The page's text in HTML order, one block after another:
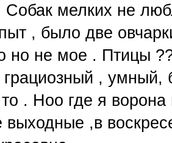
Собак мелких не
, было две
не мое . Птицы
, умный,
. Ноо где я
,в